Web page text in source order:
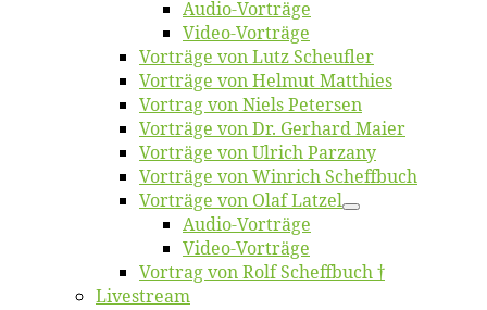
Au­dio-Vor­trä­ge
Vi­deo-Vor­trä­ge
Vor­trä­ge von Lutz Scheufler
Vor­trä­ge von Hel­mut Matthies
Vor­trag von Niels Petersen
Vor­trä­ge von Dr. Ger­hard Maier
Vor­trä­ge von Ul­rich Parzany
Vor­trä­ge von Win­rich Scheffbuch
Vor­trä­ge von Olaf Latzel
Au­dio-Vor­trä­ge
Vi­deo-Vor­trä­ge
Vor­trag von Rolf Scheffbuch †
Live­stream